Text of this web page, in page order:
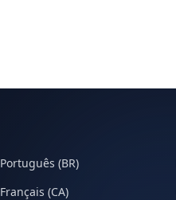
Português (BR)
Français (CA)